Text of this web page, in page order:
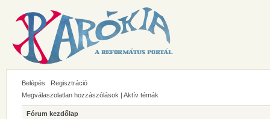
Belépés
Regisztráció
Megválaszolatlan hozzászólások | Aktív témák
Fórum kezdőlap